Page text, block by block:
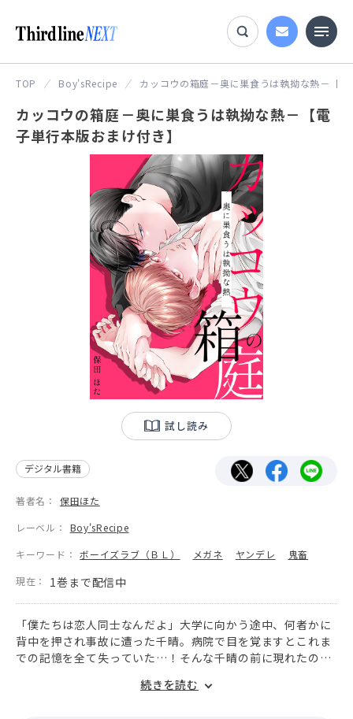
TOP Boy'sRecipe カッコウの箱庭－奥に巣食うは執拗な熱－【
カッコウの箱庭－奥に巣食うは執拗な熱－【電
子単行本版おまけ付き】
試し読み
デジタル書籍
著者名：
保田ほた
レーベル：
Boy'sRecipe
キーワード：
ボーイズラブ（ＢＬ） メガネ ヤンデレ
鬼畜
現在：
1巻まで配信中
「僕たちは恋人同士なんだよ」大学に向かう途中、何者かに
背中を押され事故に遭った千晴。病院で目を覚ますとこれま
での記憶を全て失っていた…！そんな千晴の前に現れたのは
る千晴。男と付き合っている記憶はないものの、自分を大切
続きを読む